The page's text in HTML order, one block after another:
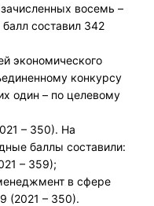
восемь –
составил 342
экономического
конкурсу
один – по целевому
– 350). На
баллы составили:
– 359);
в сфере
(2021 – 350).